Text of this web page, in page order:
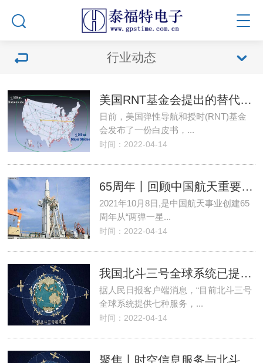
行业动态
美国RNT基金会提出的替代GPS的弹性授时需求提案给了什么建议？
日前，美国弹性导航和授时(RNT)基金
会发布了一份白皮书，...
时间：2022-04-14
65周年丨回顾中国航天重要时刻，致敬中国航天人！
2021年10月8日,是中国航天事业创建65
周年从“两弹一星...
时间：2022-04-14
我国北斗三号全球系统已提供7种服务 性能世界***
据人民日报客户端消息，“目前北斗三号
全球系统提供七种服务，...
时间：2022-04-14
聚焦丨时空信息服务与北斗产业新生态